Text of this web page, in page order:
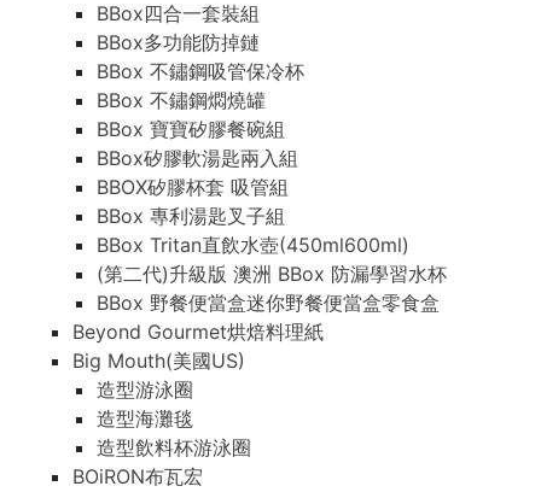
BBox四合一套裝組
BBox多功能防掉鏈
BBox 不鏽鋼吸管保冷杯
BBox 不鏽鋼燜燒罐
BBox 寶寶矽膠餐碗組
BBox矽膠軟湯匙兩入組
BBOX矽膠杯套 吸管組
BBox 專利湯匙叉子組
BBox Tritan直飲水壺(450ml600ml)
(第二代)升級版 澳洲 BBox 防漏學習水杯
BBox 野餐便當盒迷你野餐便當盒零食盒
Beyond Gourmet烘焙料理紙
Big Mouth(美國US)
造型游泳圈
造型海灘毯
造型飲料杯游泳圈
BOiRON布瓦宏